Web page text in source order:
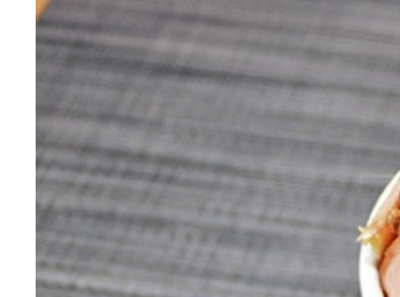
（１）分ける！ 日清カレーメシを開封し、中か
ップに戻そう
（２）注ぐ！ 続いてペヤングも開封してかやく
待ったら湯切りをしよう
（３）入れる！ ペヤングの麺が戻ったらカレー
てもよし！
（４）メシ！ カレーメシの米とペヤングのかや
シ」の完成だ！
（５）完成！「カレーメンとペヤンメシ」